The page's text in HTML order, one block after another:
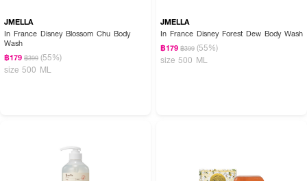
JMELLA
In France Disney Blossom Chu Body
Wash
฿179 ฿399 (55%)
size 500 ML
JMELLA
In France Disney Forest Dew Body Wash
฿179 ฿399 (55%)
size 500 ML